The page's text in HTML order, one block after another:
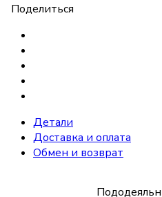
Поделиться
Детали
Доставка и оплата
Обмен и возврат